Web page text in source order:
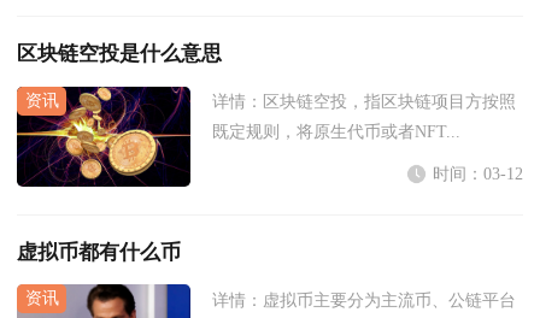
区块链空投是什么意思
详情： 区块链空投，指区块链项目方按照
既定规则，将原生代币或者NFT...
时间：03-12
虚拟币都有什么币
详情： 虚拟币主要分为主流币、公链平台